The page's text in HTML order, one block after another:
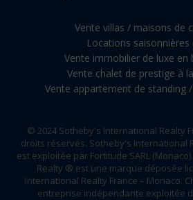
Vente villas / maisons de
Locations saisonnières
Vente immobilier de luxe en
Vente chalet de prestige à
Vente appartement de standing
© 2024 Sotheby's International Realty
droits réservés. Sotheby's International
est exploitée par Fortitude SARL
Realty ® est une marque déposée
International Realty France – Monaco.
entreprise indépendante exploitée